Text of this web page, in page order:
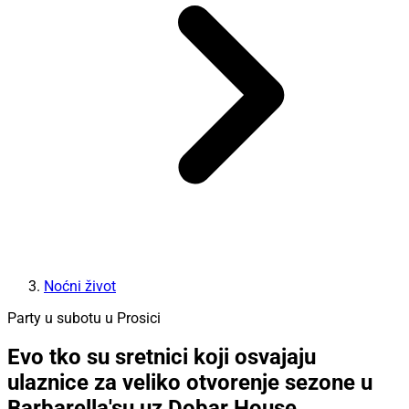
Noćni život
Party u subotu u Prosici
Evo tko su sretnici koji osvajaju
ulaznice za veliko otvorenje sezone u